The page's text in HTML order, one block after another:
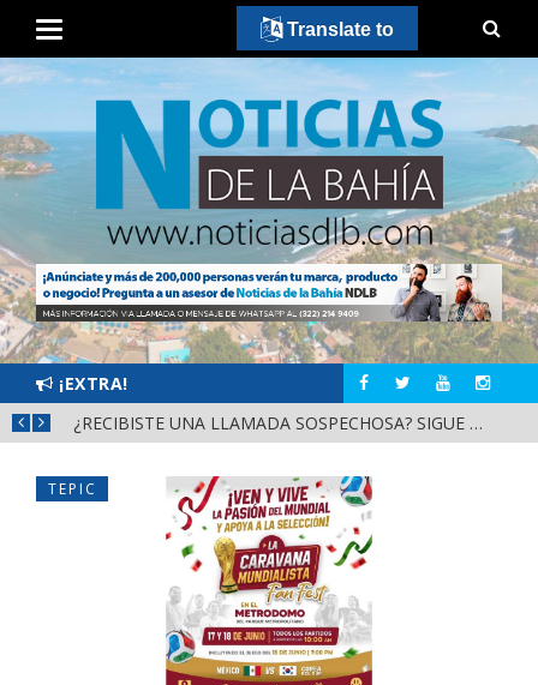
¡EXTRA!
¿RECIBISTE UNA LLAMADA SOSPECHOSA? SIGUE ESTOS PASOS PARA ACTUAR CON RESPONSABILIDAD
TEPIC
Translate to